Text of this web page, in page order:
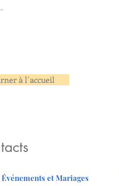
à l´accueil
et Mariages